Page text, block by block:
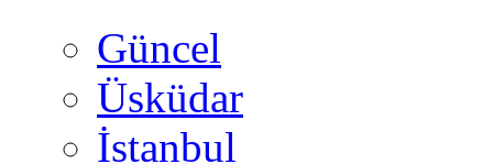
Güncel
Üsküdar
İstanbul